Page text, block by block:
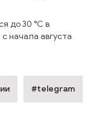
до 30 °C в
начала августа
#telegram